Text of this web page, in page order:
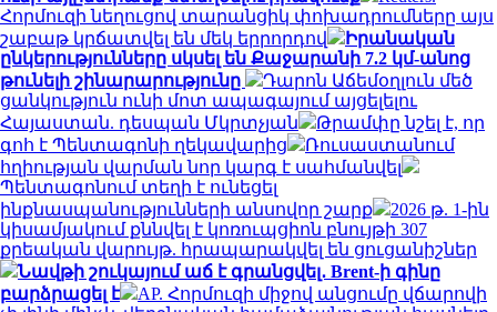
Հորմուզի նեղուցով տարանցիկ փոխադրումները այս
շաբաթ կրճատվել են մեկ երրորդով
Իրանական
ընկերությունները սկսել են Քաջարանի 7.2 կմ-անոց
թունելի շինարարությունը
Դարոն Աճեմօղլուն մեծ
ցանկություն ունի մոտ ապագայում այցելելու
Հայաստան. դեսպան Մկրտչյան
Թրամփը նշել է, որ
գոհ է Պենտագոնի ղեկավարից
Ռուսաստանում
հղիության վարման նոր կարգ է սահմանվել
Պենտագոնում տեղի է ունեցել
ինքնասպանությունների անսովոր շարք
2026 թ. 1-ին
կիսամյակում քննվել է կոռուպցիոն բնույթի 307
քրեական վարույթ. հրապարակվել են ցուցանիշներ
Նավթի շուկայում աճ է գրանցվել․ Brent-ի գինը
բարձրացել է
AP. Հորմուզի միջով անցումը վճարովի